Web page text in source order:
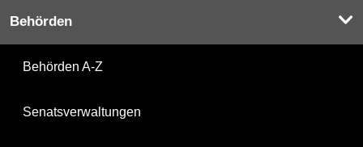
Behörden
Behörden A-Z
Senatsverwaltungen